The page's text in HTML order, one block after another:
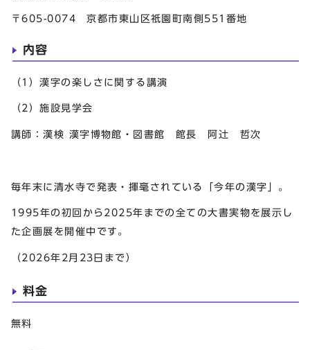
〒605-0074 京都市東山区祇園町南側551番地
内容
（1）漢字の楽しさに関する講演
（2）施設見学会
講師：漢検 漢字博物館・図書館 館長 阿辻 哲次
毎年末に清水寺で発表・揮毫されている「今年の漢字」。
1995年の初回から2025年までの全ての大書実物を展示し
た企画展を開催中です。
（2026年2月23日まで）
料金
無料